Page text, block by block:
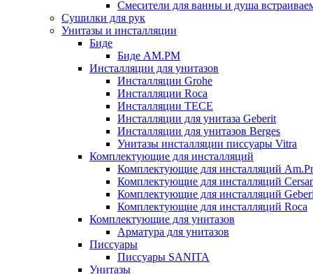
Смесители для ванны и душа
Сушилки для рук
Унитазы и инсталляции
Биде
Биде AM.PM
Инсталляции для унитазов
Инсталляции Grohe
Инсталляции Roca
Инсталляции TECE
Инсталляции для унитаза Geberit
Инсталляции для унитазов Berges
Унитазы инсталляции писсуары Vitra
Комплектующие для инсталляций
Комплектующие для инсталляций
Комплектующие для инсталляций
Комплектующие для инсталляций
Комплектующие для инсталляций Roca
Комплектующие для унитазов
Арматура для унитазов
Писсуары
Писсуары SANITA
Унитазы